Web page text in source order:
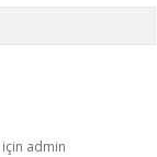
için admin